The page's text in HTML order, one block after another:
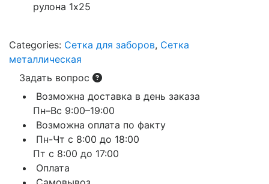
рулона 1х25
Categories: Сетка для заборов, Сетка
металлическая
Задать вопрос
Возможна доставка в день заказа
Пн–Вс 9:00–19:00
Возможна оплата по факту
Пн-Чт с 8:00 до 18:00
Пт с 8:00 до 17:00
Оплата